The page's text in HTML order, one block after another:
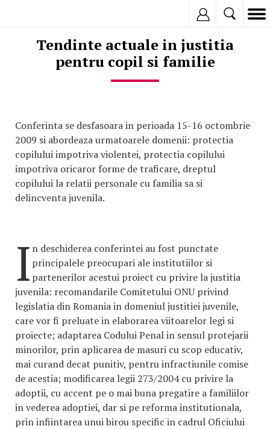
Tendinte actuale in justitia
pentru copil si familie
Conferinta se desfasoara in perioada 15-16 octombrie
2009 si abordeaza urmatoarele domenii: protectia
copilului impotriva violentei, protectia copilului
impotriva oricaror forme de traficare, dreptul
copilului la relatii personale cu familia sa si
delincventa juvenila.
I n deschiderea conferintei au fost punctate
principalele preocupari ale institutiilor si
partenerilor acestui proiect cu privire la justitia
juvenila: recomandarile Comitetului ONU privind
legislatia din Romania in domeniul justitiei juvenile,
care vor fi preluate in elaborarea viitoarelor legi si
proiecte; adaptarea Codului Penal in sensul protejarii
minorilor, prin aplicarea de masuri cu scop educativ,
mai curand decat punitiv, pentru infractiunile comise
de acestia; modificarea legii 273/2004 cu privire la
adoptii, cu accent pe o mai buna pregatire a familiilor
in vederea adoptiei, dar si pe reforma institutionala,
prin infiintarea unui birou specific in cadrul Oficiului